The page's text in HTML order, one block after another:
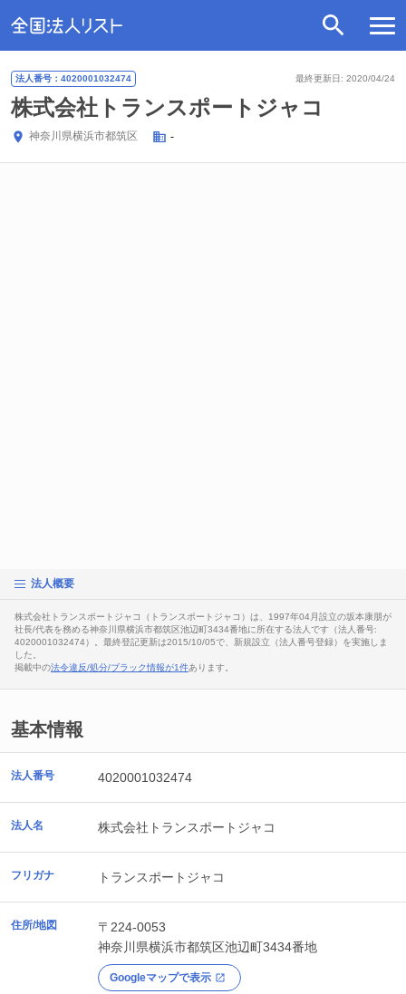
最終更新日: 2020/04/24
法人番号：4020001032474
株式会社トランスポートジャコ
神奈川県横浜市都筑区 -
法人概要
株式会社トランスポートジャコ（トランスポートジャコ）は、1997年04月設立の坂本康朋が
社長/代表を務める神奈川県横浜市都筑区池辺町3434番地に所在する法人です（法人番号:
4020001032474）。最終登記更新は2015/10/05で、新規設立（法人番号登録）を実施しま
した。
掲載中の法令違反/処分/ブラック情報が1件あります。
基本情報
法人番号 4020001032474
法人名 株式会社トランスポートジャコ
フリガナ トランスポートジャコ
住所/地図
〒224-0053
神奈川県横浜市都筑区池辺町3434番地
Googleマップで表示